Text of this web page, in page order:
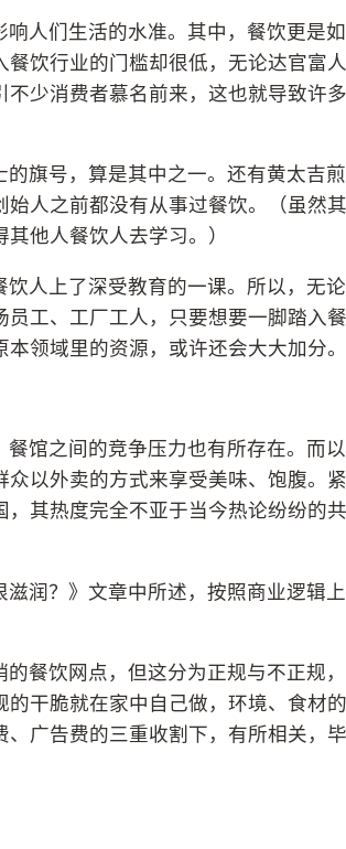
人们生活的水准。其中，餐饮更是如
饮行业的门槛却很低，无论达官富
少消费者慕名前来，这也就导致许
旗号，算是其中之一。还有黄太吉煎
人之前都没有从事过餐饮。（虽然
他人餐饮人去学习。）
人上了深受教育的一课。所以，无
工、工厂工人，只要想要一脚踏入
领域里的资源，或许还会大大加分。
馆之间的竞争压力也有所存在。而
以外卖的方式来享受美味、饱腹。
其热度完全不亚于当今热论纷纷的
润？》文章中所述，按照商业逻辑
餐饮网点，但这分为正规与不正规
干脆就在家中自己做，环境、食材
广告费的三重收割下，有所相关，